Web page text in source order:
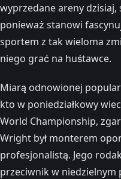
wyprzedane areny
ponieważ stanowi
sportem z tak wieloma
niego grać na huśtawce.
Miarą odnowionej
kto w poniedziałkowy
World Championship,
Wright był monterem
profesjonalistą. Jego
przeciwnik w niedzielnym